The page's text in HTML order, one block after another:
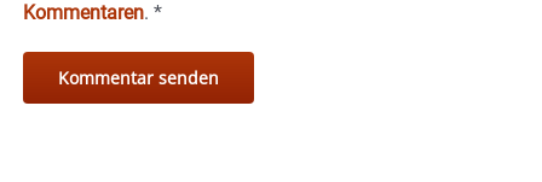
Kommentaren. *